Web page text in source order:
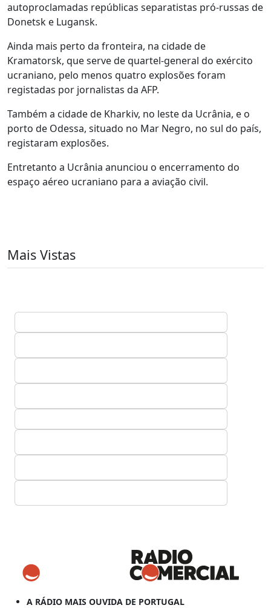
autoproclamadas repúblicas separatistas pró-russas de
Donetsk e Lugansk.
Ainda mais perto da fronteira, na cidade de
Kramatorsk, que serve de quartel-general do exército
ucraniano, pelo menos quatro explosões foram
registadas por jornalistas da AFP.
Também a cidade de Kharkiv, no leste da Ucrânia, e o
porto de Odessa, situado no Mar Negro, no sul do país,
registaram explosões.
Entretanto a Ucrânia anunciou o encerramento do
espaço aéreo ucraniano para a aviação civil.
Mais Vistas
A RÁDIO MAIS OUVIDA DE PORTUGAL